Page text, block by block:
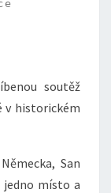
soutěž
v historickém
San
jedno místo a